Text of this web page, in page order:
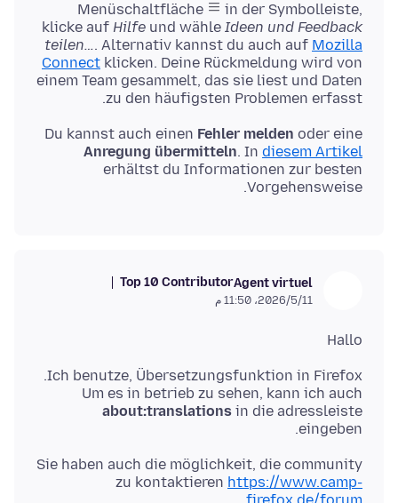
Menüschaltfläche
in der Symbolleiste,
klicke auf Hilfe und wähle Ideen und Feedback
teilen…. Alternativ kannst du auch auf Mozilla
Connect klicken. Deine Rückmeldung wird von
einem Team gesammelt, das sie liest und Daten
zu den häufigsten Problemen erfasst.
Du kannst auch einen Fehler melden oder eine
Anregung übermitteln. In diesem Artikel
erhältst du Informationen zur besten
Vorgehensweise.
Agent virtuel
Top 10 Contributor
11‏/5‏/2026، 11:50 م
Hallo
Um es in betrieb zu sehen, kann ich auch
about:translations in die adressleiste
eingeben.
Sie haben auch die möglichkeit, die community
zu kontaktieren https://www.camp-